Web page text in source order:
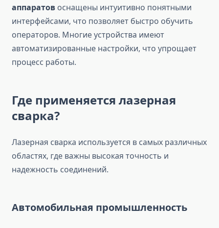
аппаратов оснащены интуитивно понятными
интерфейсами, что позволяет быстро обучить
операторов. Многие устройства имеют
автоматизированные настройки, что упрощает
процесс работы.
Где применяется лазерная
сварка?
Лазерная сварка используется в самых различных
областях, где важны высокая точность и
надежность соединений.
Автомобильная промышленность